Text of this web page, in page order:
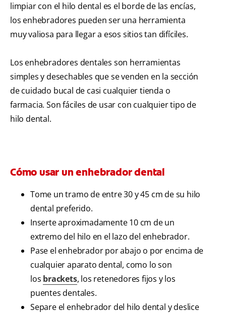
limpiar con el hilo dental es el borde de las encías,
los enhebradores pueden ser una herramienta
muy valiosa para llegar a esos sitios tan difíciles.
Los enhebradores dentales son herramientas
simples y desechables que se venden en la sección
de cuidado bucal de casi cualquier tienda o
farmacia. Son fáciles de usar con cualquier tipo de
hilo dental.
Cómo usar un enhebrador dental
Tome un tramo de entre 30 y 45 cm de su hilo
dental preferido.
Inserte aproximadamente 10 cm de un
extremo del hilo en el lazo del enhebrador.
Pase el enhebrador por abajo o por encima de
cualquier aparato dental, como lo son
los brackets, los retenedores fijos y los
puentes dentales.
Separe el enhebrador del hilo dental y deslice